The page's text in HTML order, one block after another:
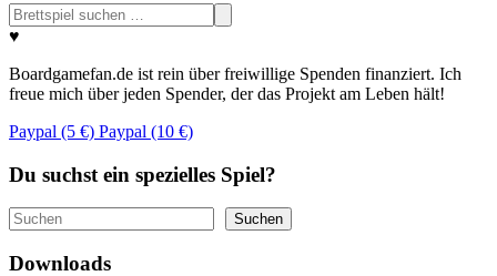
Suchen
nach:
♥
Boardgamefan.de ist rein über freiwillige Spenden finanziert. Ich
freue mich über jeden Spender, der das Projekt am Leben hält!
Paypal (5 €) Paypal (10 €)
Du suchst ein spezielles Spiel?
Suchen Suchen
Downloads